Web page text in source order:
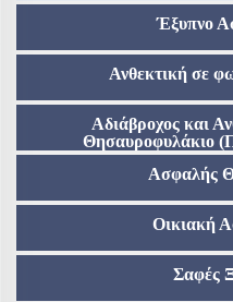
Έξυπνο
Ανθεκτική σε
Αδιάβροχος και
Θησαυροφυλάκιο
Ασφαλής
Οικιακή
Σαφές